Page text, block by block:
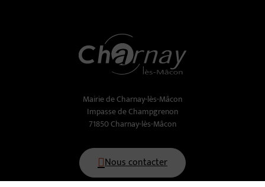
Mairie de Charnay-lès-Mâcon
Impasse de Champgrenon
71850 Charnay-lès-Mâcon
Nous contacter